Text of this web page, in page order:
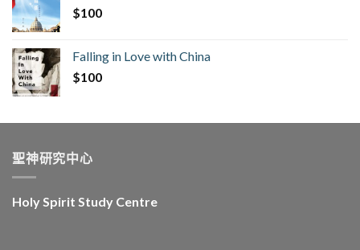
$100
Falling in Love with China
$100
聖神研究中心
Holy Spirit Study Centre